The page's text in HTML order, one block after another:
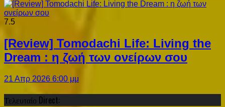
7.5
[Review] Tomodachi Life: Living the
Dream : η ζωή των ονείρων σου
21 Απρ 2026 6:00 μμ
Τελευταίο Direct: